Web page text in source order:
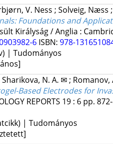
V. Ness ; Solveig, Næss
Foundations and
Királyság / Anglia :
6 ISBN: 978-
| Tudományos
Sharikova, N. A. ✉;
Based Electrodes for
REPORTS 19: 6 pp.
| Tudományos